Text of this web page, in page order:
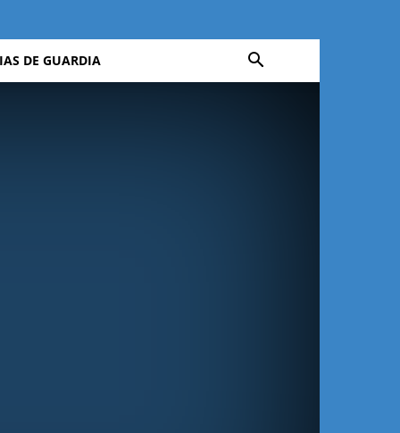
DE GUARDIA